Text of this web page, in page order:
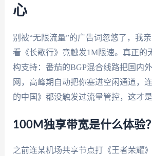
心
别被“无限流量”的广告词忽悠了，我
看《长歌行》竟触发1M限速。真正的
构支持：番茄的BGP混合线路把国内
网，高峰期自动把你塞进空闲通道，
的中国》都没触发过流量管控，这才是
100M独享带宽是什么体验？
之前连某机场共享节点打《王者荣耀